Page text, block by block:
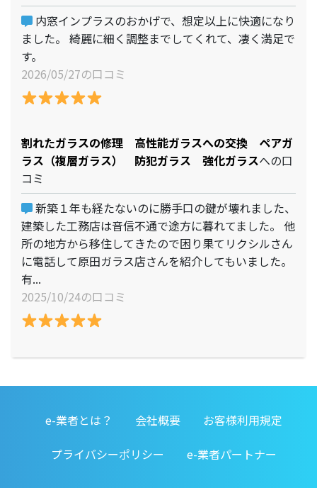
内窓インプラスのおかげで、想定以上に快適になり
ました。 綺麗に細く調整までしてくれて、凄く満足で
す。
2026/05/27の口コミ
割れたガラスの修理 高性能ガラスへの交換 ペアガ
ラス（複層ガラス） 防犯ガラス 強化ガラスへの口
コミ
新築１年も経たないのに勝手口の鍵が壊れました、
建築した工務店は音信不通で途方に暮れてました。 他
所の地方から移住してきたので困り果てリクシルさん
に電話して原田ガラス店さんを紹介してもいました。
有...
2025/10/24の口コミ
e-業者とは？ 会社概要
お客様利用規定
プライバシーポリシー
e-業者パートナー